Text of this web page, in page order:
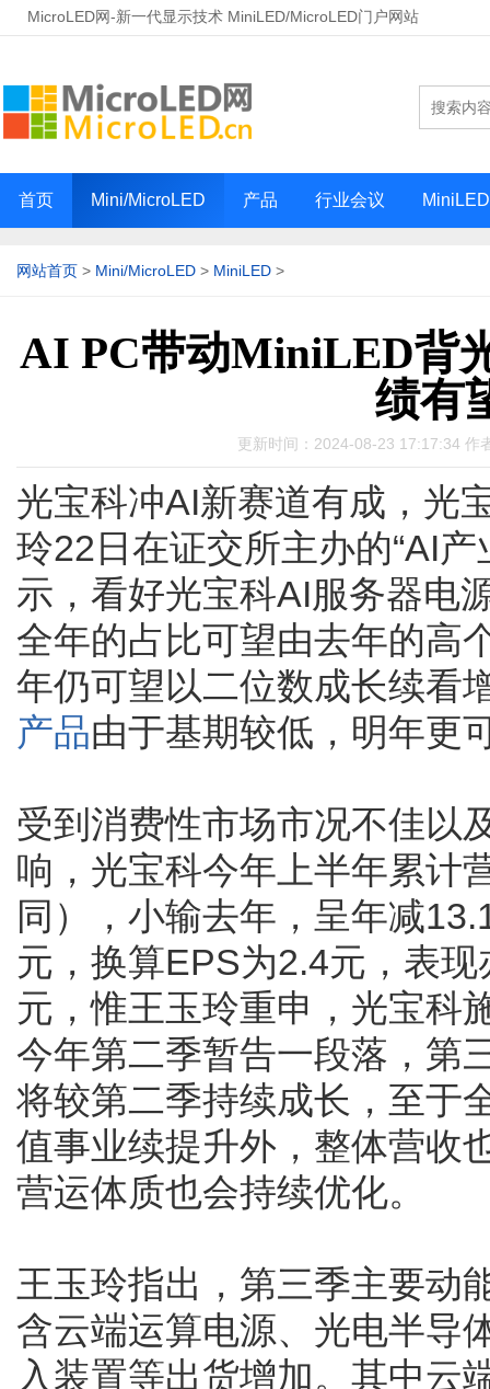
MicroLED网-新一代显示技术 MiniLED/MicroLED门户网站
首页 Mini/MicroLED 产品 行业会议
网站首页 > Mini/MicroLED > MiniLED >
AI PC带动MiniLED背
绩有
更新时间：2024-08-23 17:17:34 作
光宝科冲AI新赛道有成，光
玲22日在证交所主办的“AI
示，看好光宝科AI服务器电
全年的占比可望由去年的高
年仍可望以二位数成长续看
产品由于基期较低，明年更
受到消费性市场市况不佳以
响，光宝科今年上半年累计
同），小输去年，呈年减
元，换算EPS为2.4元，表
元，惟王玉玲重申，光宝科
今年第二季暂告一段落，第
将较第二季持续成长，至于
值事业续提升外，整体营收
营运体质也会持续优化。
王玉玲指出，第三季主要动
含云端运算电源、光电半导
入装置等出货增加。其中云